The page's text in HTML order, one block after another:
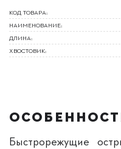
КОД ТОВАРА:
НАИМЕНОВАНИЕ:
ДЛИНА:
ХВОСТОВИК:
Быстрорежущие